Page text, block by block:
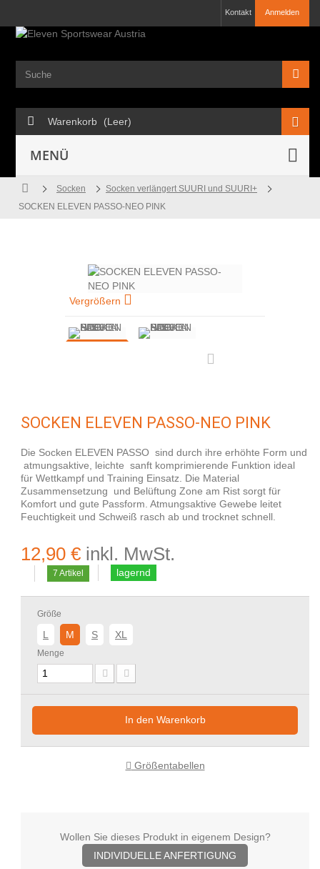
Anmelden
Kontakt
Warenkorb (Leer)
MENÜ
Socken
Socken verlängert SUURI und SUURI+
SOCKEN ELEVEN PASSO-NEO PINK
Vergrößern
SOCKEN ELEVEN PASSO-NEO PINK
Die Socken ELEVEN PASSO sind durch ihre erhöhte Form und
atmungsaktive, leichte sanft komprimierende Funktion ideal
für Wettkampf und Training Einsatz. Die Material
Zusammensetzung und Belüftung Zone am Rist sorgt für
Komfort und gute Passform. Atmungsaktive Gewebe leitet
Feuchtigkeit und Schweiß rasch ab und trocknet schnell.
12,90 € inkl. MwSt.
7 Artikel lagernd
Größe
L M S XL
Menge
In den Warenkorb
Größentabellen
Wollen Sie dieses Produkt in eigenem Design?
INDIVIDUELLE ANFERTIGUNG